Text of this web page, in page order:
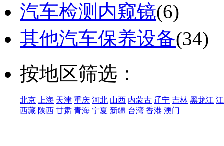
汽车检测内窥镜(6)
其他汽车保养设备(34)
按地区筛选：
北京 上海 天津 重庆 河北 山西 内蒙古 辽宁 吉林 黑龙江
西藏 陕西 甘肃 青海 宁夏 新疆 台湾 香港 澳门